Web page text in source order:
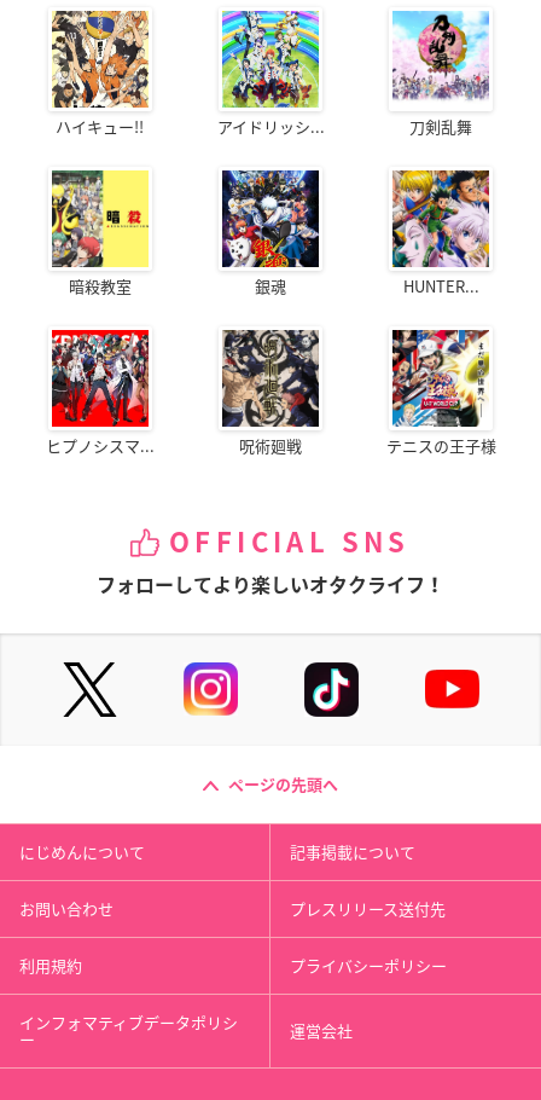
ハイキュー!! アイドリッシ... 刀剣乱舞
暗殺教室 銀魂 HUNTER...
ヒプノシスマ... 呪術廻戦 テニスの王子様
OFFICIAL SNS
フォローしてより楽しいオタクライフ！
ページの先頭へ
にじめんについて 記事掲載について
お問い合わせ プレスリリース送付先
利用規約 プライバシーポリシー
インフォマティブデータポリシ
ー 運営会社